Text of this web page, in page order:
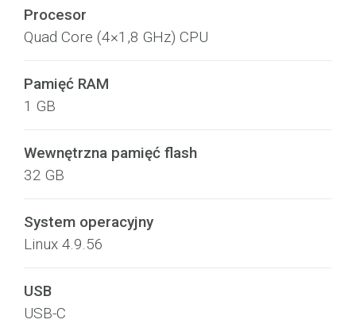
Procesor
Quad Core (4×1,8 GHz) CPU
Pamięć RAM
1 GB
Wewnętrzna pamięć flash
32 GB
System operacyjny
Linux 4.9.56
USB
USB-C